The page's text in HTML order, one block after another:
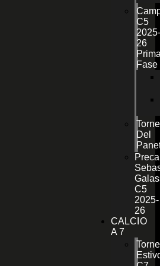
C5
2025-
26
Fase
Del
C5
2025-
26
CALCIO
A 7